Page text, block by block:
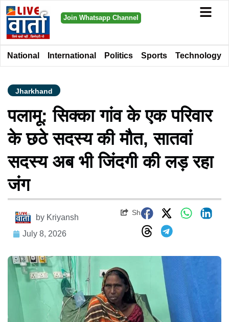
Join Whatsapp Channel
National International Politics Sports Technology
Jharkhand
पलामू: सिक्का गांव के एक परिवार
के छठे सदस्य की मौत, सातवां
सदस्य अब भी जिंदगी की लड़ रहा
जंग
by Kriyansh
July 8, 2026
Share